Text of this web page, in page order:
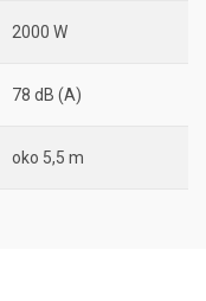
2000 W
78 dB (A)
oko 5,5 m